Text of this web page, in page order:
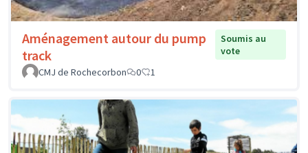
Aménagement autour du pump
track
Soumis au
vote
CMJ de Rochecorbon
0 1